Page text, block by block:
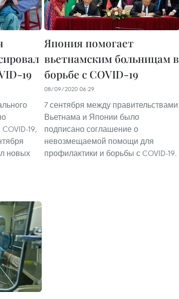
19
19,
новых
Япония помогает
вьетнамским больницам в
борьбе с COVID-19
08/09/2020 06:29
7 сентября между правительствами
Вьетнама и Японии было
подписано соглашение о
невозмещаемой помощи для
профилактики и борьбы с COVID-19.